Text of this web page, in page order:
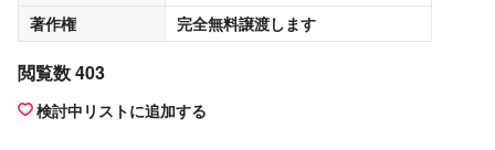
著作権
完全無料譲渡します
閲覧数 403
検討中リストに追加する